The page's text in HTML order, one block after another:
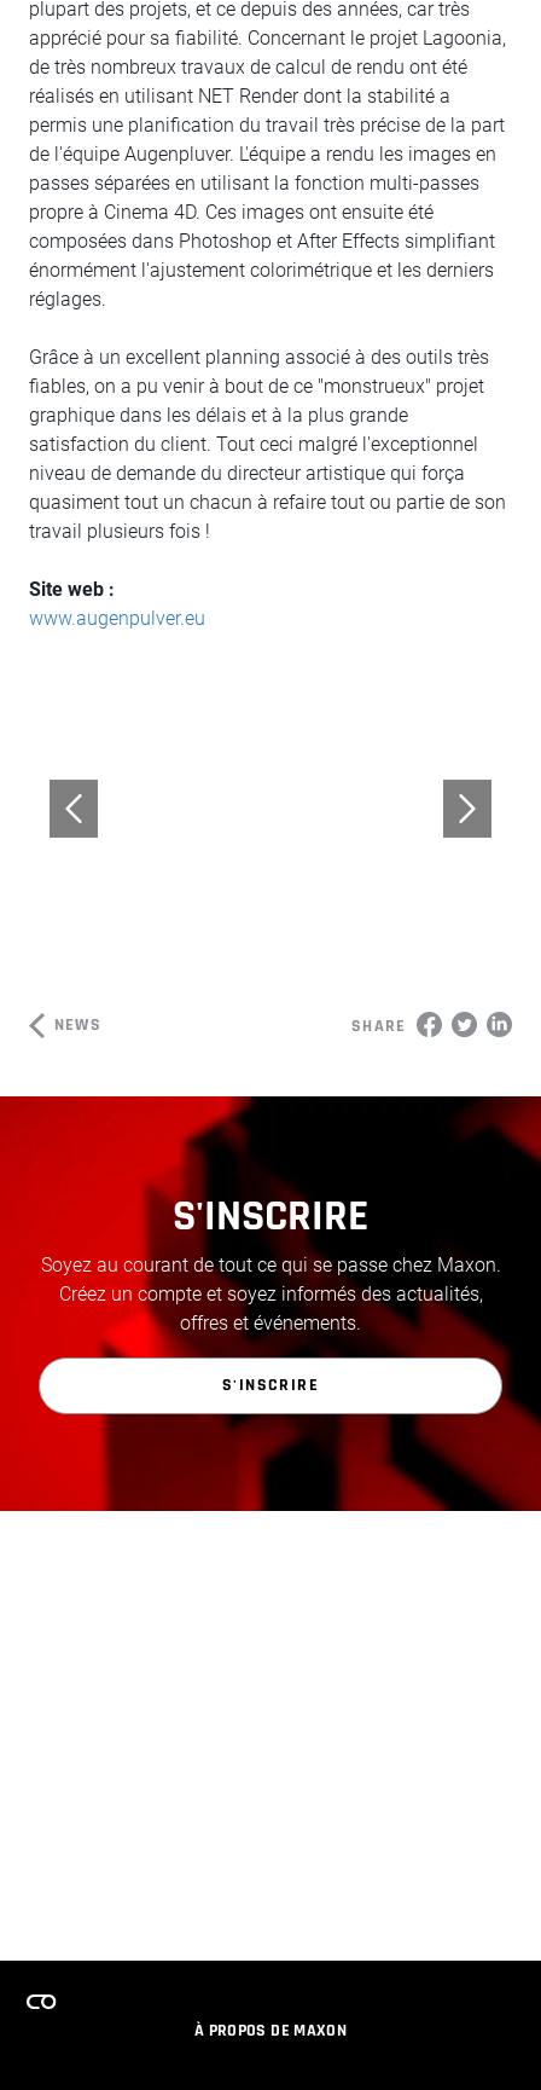
plupart des projets, et ce depuis des années, car très
apprécié pour sa fiabilité. Concernant le projet Lagoonia,
de très nombreux travaux de calcul de rendu ont été
réalisés en utilisant NET Render dont la stabilité a
permis une planification du travail très précise de la part
de l'équipe Augenpluver. L'équipe a rendu les images en
passes séparées en utilisant la fonction multi-passes
propre à Cinema 4D. Ces images ont ensuite été
composées dans Photoshop et After Effects simplifiant
énormément l'ajustement colorimétrique et les derniers
réglages.
Grâce à un excellent planning associé à des outils très
fiables, on a pu venir à bout de ce "monstrueux" projet
graphique dans les délais et à la plus grande
satisfaction du client. Tout ceci malgré l'exceptionnel
niveau de demande du directeur artistique qui força
quasiment tout un chacun à refaire tout ou partie de son
travail plusieurs fois !
Site web :
www.augenpulver.eu
NEWS SHARE
S'INSCRIRE
Soyez au courant de tout ce qui se passe chez Maxon.
Créez un compte et soyez informés des actualités,
offres et événements.
S'INSCRIRE
À PROPOS DE MAXON